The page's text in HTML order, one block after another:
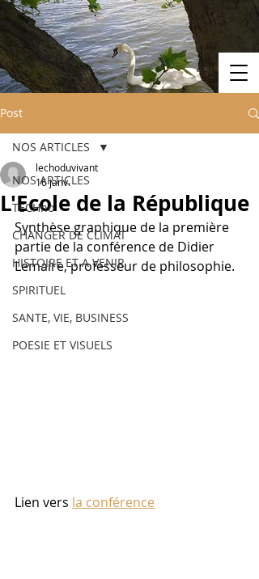
Post
NOS ARTICLES
TECHno
CHANGER DE CLIMAT
HISTOIRE ET A VENIR
SPIRITUEL
SANTE, VIE, BUSINESS
POESIE ET VISUELS
NOS ARTICLES
L'Ecole de la République
lechoduvivant
16 janv.
Synthèse graphique de la première
partie de la conférence de Didier
Lemaire, professeur de philosophie.
Lien vers la conférence